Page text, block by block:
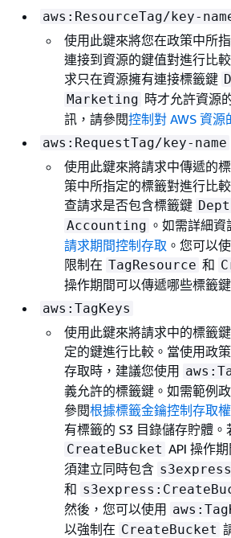
aws:ResourceTag/key-
使用此鍵來將您在政策中所
連接到資源的鍵值對進行比
求只在資源擁有連接標籤鍵
Marketing 時才允許資源
訊，請參閱控制對 AWS 資源
aws:RequestTag/key-name
使用此鍵來將請求中傳遞的
策中所指定的標籤對進行比
查請求是否包含標籤鍵 Dept
Accounting 。如需詳細
請求期間控制存取 。您可以
限制在 TagResource 和
操作期間可以傳遞哪些標籤
aws:TagKeys
使用此鍵來將請求中的標籤
定的鍵進行比較。當使用政
存取時，建議您使用
義允許的標籤鍵。如需範例
參閱根據標籤金鑰控制存取
有標籤的 S3 目錄儲存貯體。
CreateBucket API 操作
須建立同時包含
和
然後，您可以使用
以強制在 CreateBucket